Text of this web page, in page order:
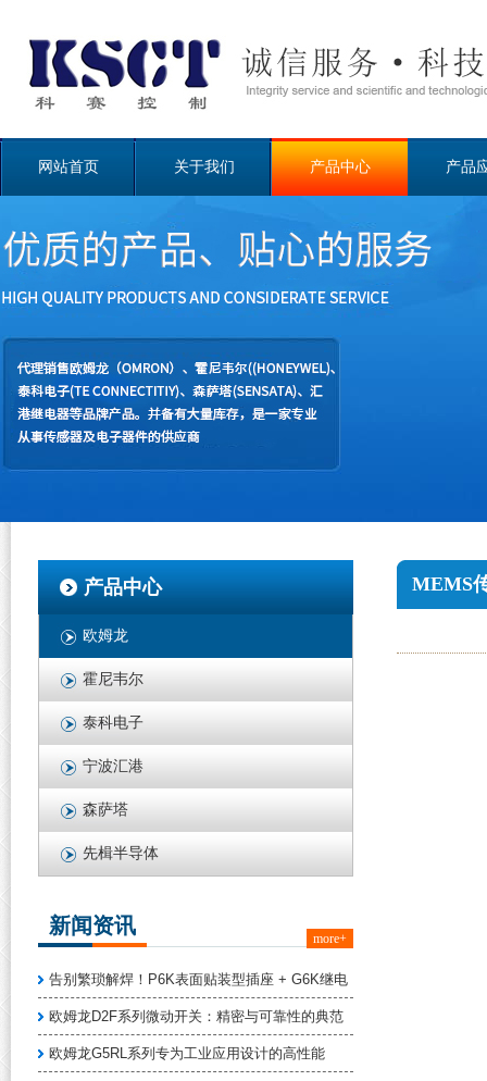
网站首页 关于我们 产品中心 产品
产品中心
欧姆龙
霍尼韦尔
泰科电子
宁波汇港
森萨塔
先楫半导体
新闻资讯
more+
告别繁琐解焊！P6K表面贴装型插座 + G6K继电
欧姆龙D2F系列微动开关：精密与可靠性的典范
欧姆龙G5RL系列专为工业应用设计的高性能
MEMS